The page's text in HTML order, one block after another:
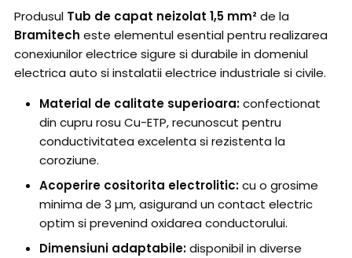
Produsul Tub de capat neizolat 1,5 mm² de la
Bramitech este elementul esential pentru realizarea
conexiunilor electrice sigure si durabile in domeniul
electrica auto si instalatii electrice industriale si civile.
Material de calitate superioara:confectionat
din cupru rosu Cu-ETP, recunoscut pentru
conductivitatea excelenta si rezistenta la
coroziune.
Acoperire cositorita electrolitic:cu o grosime
minima de 3 µm, asigurand un contact electric
optim si prevenind oxidarea conductorului.
Dimensiuni adaptabile:disponibil in diverse